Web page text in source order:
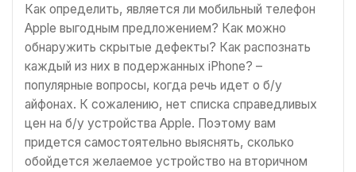
Как определить, является ли мобильный телефон
Apple выгодным предложением? Как можно
обнаружить скрытые дефекты? Как распознать
каждый из них в подержанных iPhone? –
популярные вопросы, когда речь идет о б/у
айфонах. К сожалению, нет списка справедливых
цен на б/у устройства Apple. Поэтому вам
придется самостоятельно выяснять, сколько
обойдется желаемое устройство на вторичном